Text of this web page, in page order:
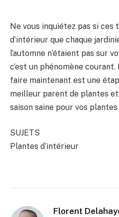
Ne vous inquiétez pas si ces
d’intérieur que chaque
l’automne n’étaient pas sur
c’est un phénomène
faire maintenant est une
meilleur parent de plantes
saison saine pour vos plantes
SUJETS
Plantes d’intérieur
Florent